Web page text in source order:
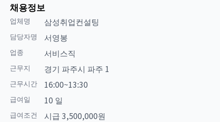
채용정보
업체명 삼성취업컨설팅
담당자명 서영봉
업종 서비스직
근무지 경기 파주시 파주 1
근무시간 16:00~13:30
급여일 10 일
급여조건 시급 3,500,000원